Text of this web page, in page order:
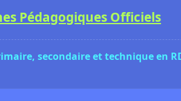
Pédagogiques Officiels
secondaire et technique en